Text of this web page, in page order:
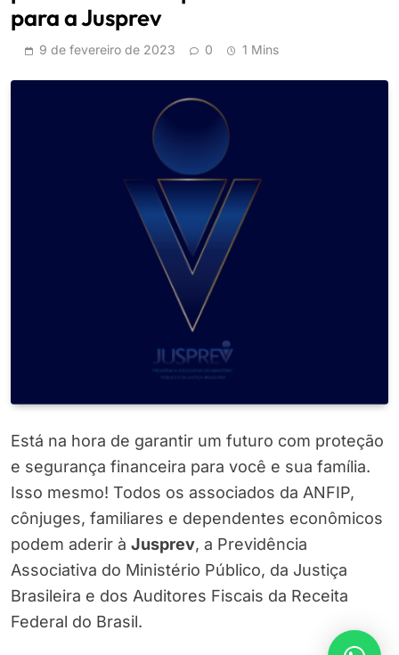
para a Jusprev
9 de fevereiro de 2023 0 1 Mins
Está na hora de garantir um futuro com proteção
e segurança financeira para você e sua família.
Isso mesmo! Todos os associados da ANFIP,
cônjuges, familiares e dependentes econômicos
podem aderir à Jusprev, a Previdência
Associativa do Ministério Público, da Justiça
Brasileira e dos Auditores Fiscais da Receita
Federal do Brasil.